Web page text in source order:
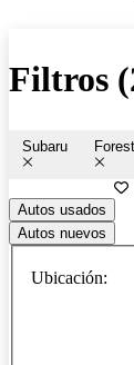
Filtros
Subaru
Autos usados
Autos nuevos
Ubicación: